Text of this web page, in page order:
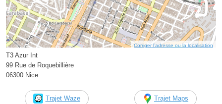
Corriger l’adresse ou la localisation
T3 Azur Int
99 Rue de Roquebillière
06300 Nice
Trajet Waze Trajet Maps